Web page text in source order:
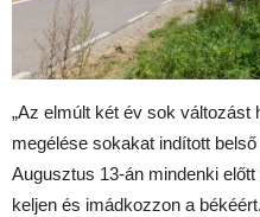
„Az elmúlt két év sok változást
megélése sokakat indított
Augusztus 13-án mindenki
keljen és imádkozzon a